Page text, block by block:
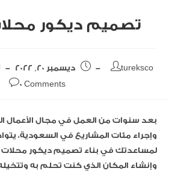
تصميم ديكور
tureksco ديسمبر 20, 2022
0 Comments
بعد سنوات من العمل في مجال الأعمال
وإجراء مئات المشاريع في السعودية،
لمساعدتك في بناء تصميم ديكور محلات
وإنشاء المكان الذي كنت تحلم به